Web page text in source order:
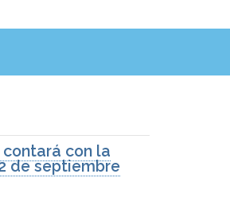
con la
de septiembre